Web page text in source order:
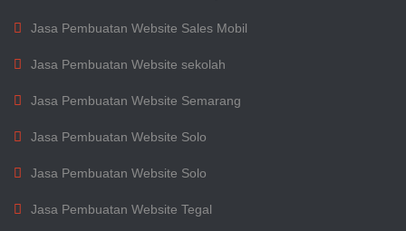
Jasa Pembuatan Website Sales Mobil
Jasa Pembuatan Website sekolah
Jasa Pembuatan Website Semarang
Jasa Pembuatan Website Solo
Jasa Pembuatan Website Solo
Jasa Pembuatan Website Tegal